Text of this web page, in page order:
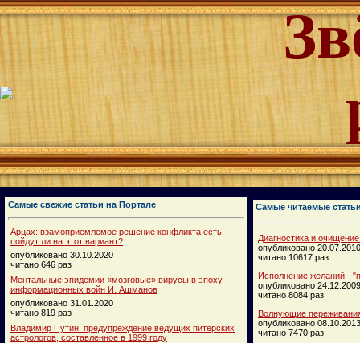
Самые свежие статьи на Портале
Арцах: взамоприемлемое решение конфликта есть -
пойдут ли на этот вариант?
опубликовано 30.10.2020
читано 646 раз
Ментальные эпидемии «мозговые» вирусы в эпоху
информационных войн И. Ашманов
опубликовано 31.01.2020
читано 819 раз
Владимир Путин: предупреждение ведущих питерских
астрологов, составленное в 1999 году
Самые читаемые
Диагностика и
опубликовано 20.07.2010
читано 10617 раз
Исполнение желаний -
опубликовано 24.12.2009
читано 8084 раз
Волнующие
опубликовано 08.10.2013
читано 7470 раз